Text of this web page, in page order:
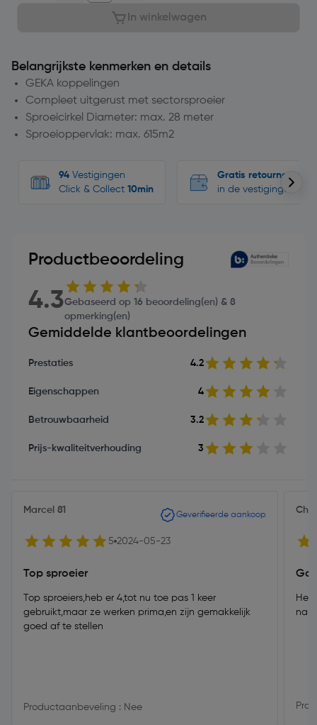
In winkelwagen
Belangrijkste kenmerken en details
GEKA koppelingen
Compleet uitgerust met sectorsproeier
Sproeicirkel Diameter: max. 28 meter
Sproeioppervlak: max. 615m2
94 Vestigingen
Click & Collect 10min
Gratis retourneren
in de vestigingen
Productbeoordeling
4.3Gebaseerd op 16 beoordeling(en) & 8
opmerking(en)
Gemiddelde klantbeoordelingen
Prestaties 4.2
Eigenschappen 4
Betrouwbaarheid 3.2
Prijs-kwaliteitverhouding 3
Marcel 81 Geverifieerde aankoop
5 2024-05-23
Top sproeier
Top sproeiers,heb er 4,tot nu toe pas 1 keer
gebruikt,maar ze werken prima,en zijn gemakkelijk
goed af te stellen
Productaanbeveling : Nee